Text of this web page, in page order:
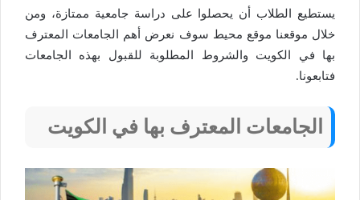
يستطيع الطلاب أن يحصلوا على دراسة جامعية ممتازة، ومن
خلال موقعنا موقع محيط سوف نعرض أهم الجامعات المعترف
بها في الكويت والشروط المطلوبة للقبول بهذه الجامعات
فتابعونا.
الجامعات المعترف بها في الكويت